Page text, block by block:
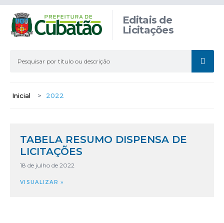
Editais de
Licitações
Inicial > 2022
TABELA RESUMO DISPENSA DE
LICITAÇÕES
18 de julho de 2022
VISUALIZAR »